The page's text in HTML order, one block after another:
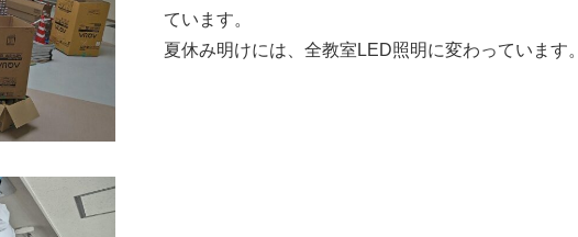
ています。
夏休み明けには、全教室LED照明に変わっています。